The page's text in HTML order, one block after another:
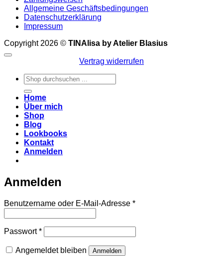
Allgemeine Geschäftsbedingungen
Datenschutzerklärung
Impressum
Copyright 2026 © TINAlisa by Atelier Blasius
Vertrag widerrufen
Suchen
nach:
Home
Über mich
Shop
Blog
Lookbooks
Kontakt
Anmelden
Anmelden
Benutzername oder E-Mail-Adresse *Erforderlich
Passwort*Erforderlich
Angemeldet bleiben Anmelden